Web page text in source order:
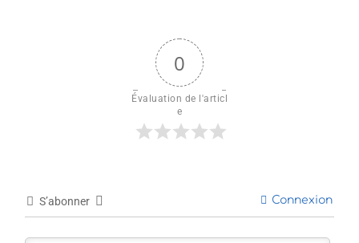
0
Évaluation de l'articl
e
S’abonner Connexion